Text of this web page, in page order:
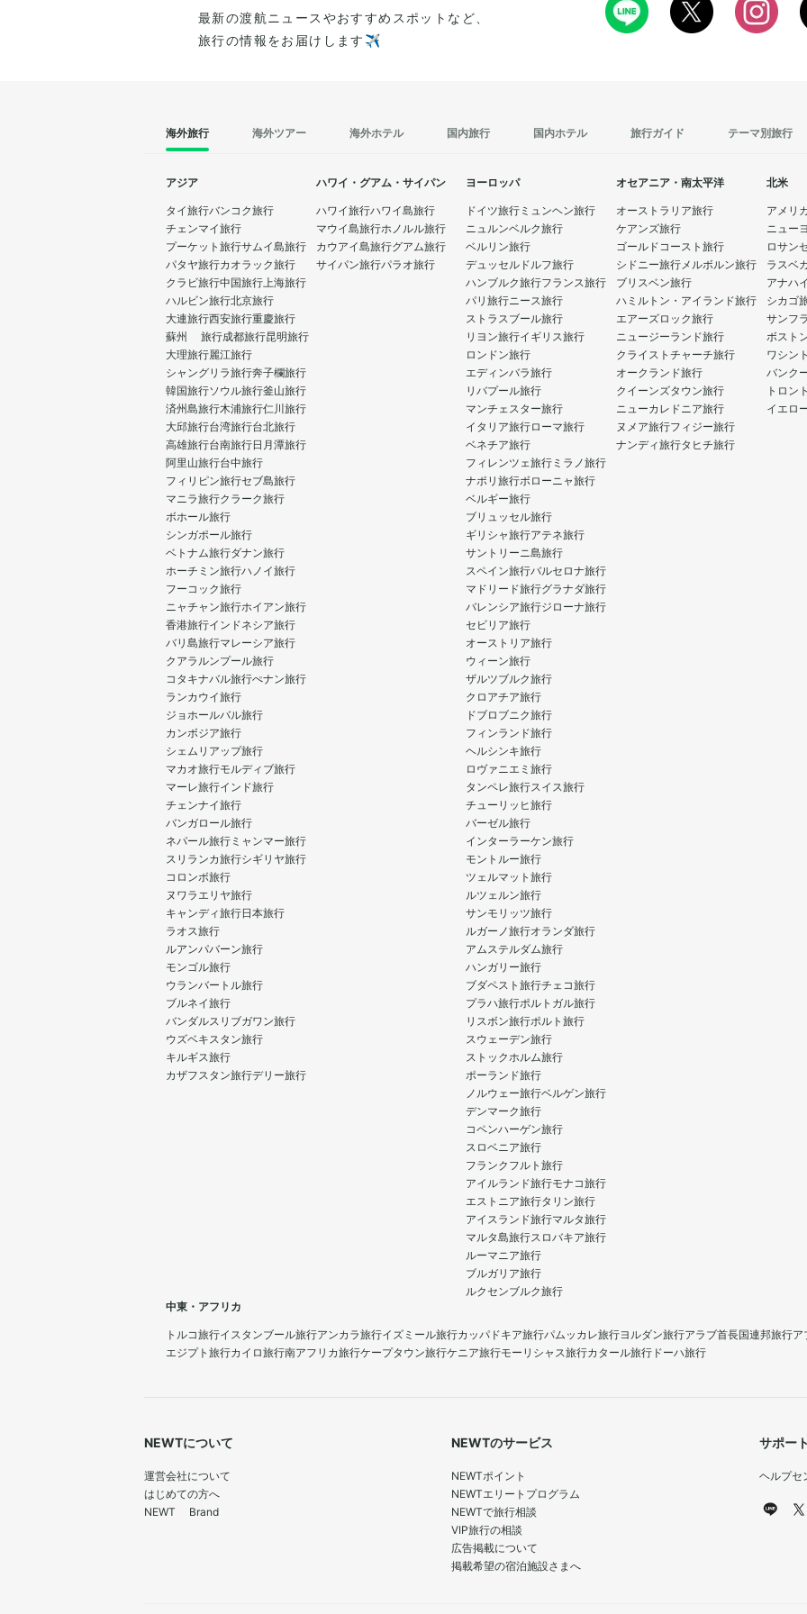
最新の渡航ニュースやおすすめスポットなど、
旅行の情報をお届けします✈️
海外旅行 海外ツアー 海外ホテル 国内旅行 国内ホテル 旅行ガイド テーマ別旅行
アジア
タイ旅行バンコク旅行
チェンマイ旅行
プーケット旅行サムイ島旅行
パタヤ旅行カオラック旅行
クラビ旅行中国旅行上海旅行
ハルビン旅行北京旅行
大連旅行西安旅行重慶旅行
蘇州 旅行成都旅行昆明旅行
大理旅行麗江旅行
シャングリラ旅行奔子欄旅行
韓国旅行ソウル旅行釜山旅行
済州島旅行木浦旅行仁川旅行
大邱旅行台湾旅行台北旅行
高雄旅行台南旅行日月潭旅行
阿里山旅行台中旅行
フィリピン旅行セブ島旅行
マニラ旅行クラーク旅行
ボホール旅行
シンガポール旅行
ベトナム旅行ダナン旅行
ホーチミン旅行ハノイ旅行
フーコック旅行
ニャチャン旅行ホイアン旅行
香港旅行インドネシア旅行
バリ島旅行マレーシア旅行
クアラルンプール旅行
コタキナバル旅行ぺナン旅行
ランカウイ旅行
ジョホールバル旅行
カンボジア旅行
シェムリアップ旅行
マカオ旅行モルディブ旅行
マーレ旅行インド旅行
チェンナイ旅行
バンガロール旅行
ネパール旅行 ミャンマー旅行
スリランカ旅行シギリヤ旅行
コロンボ旅行
ヌワラエリヤ旅行
キャンディ旅行日本旅行
ラオス旅行
ルアンパバーン旅行
モンゴル旅行
ウランバートル旅行
ブルネイ旅行
バンダルスリブガワン旅行
ウズベキスタン旅行
キルギス旅行
カザフスタン旅行デリー旅行
ハワイ・グアム・サイパン
ハワイ旅行ハワイ島旅行
マウイ島旅行ホノルル旅行
カウアイ島旅行グアム旅行
サイパン旅行パラオ旅行
ヨーロッパ
ドイツ旅行 ミュンヘン旅行
ニュルンベルク旅行
ベルリン旅行
デュッセルドルフ旅行
ハンブルク旅行フランス旅行
パリ旅行ニース旅行
ストラスブール旅行
リヨン旅行イギリス旅行
ロンドン旅行
エディンバラ旅行
リバプール旅行
マンチェスター旅行
イタリア旅行ローマ旅行
ベネチア旅行
フィレンツェ旅行 ミラノ旅行
ナポリ旅行ボローニャ旅行
ベルギー旅行
ブリュッセル旅行
ギリシャ旅行アテネ旅行
サントリーニ島旅行
スペイン旅行バルセロナ旅行
マドリード旅行グラナダ旅行
バレンシア旅行ジローナ旅行
セビリア旅行
オーストリア旅行
ウィーン旅行
ザルツブルク旅行
クロアチア旅行
ドブロブニク旅行
フィンランド旅行
ヘルシンキ旅行
ロヴァニエミ旅行
タンペレ旅行スイス旅行
チューリッヒ旅行
バーゼル旅行
インターラーケン旅行
モントルー旅行
ツェルマット旅行
ルツェルン旅行
サンモリッツ旅行
ルガーノ旅行オランダ旅行
アムステルダム旅行
ハンガリー旅行
ブダペスト旅行チェコ旅行
プラハ旅行ポルトガル旅行
リスボン旅行ポルト旅行
スウェーデン旅行
ストックホルム旅行
ポーランド旅行
ノルウェー旅行ベルゲン旅行
デンマーク旅行
コペンハーゲン旅行
スロベニア旅行
フランクフルト旅行
アイルランド旅行モナコ旅行
エストニア旅行タリン旅行
アイスランド旅行マルタ旅行
マルタ島旅行スロバキア旅行
ルーマニア旅行
ブルガリア旅行
ルクセンブルク旅行
オセアニア・南太平洋
オーストラリア旅行
ケアンズ旅行
ゴールドコースト旅行
シドニー旅行メルボルン旅行
ブリスベン旅行
ハミルトン・アイランド旅行
エアーズロック旅行
ニュージーランド旅行
クライストチャーチ旅行
オークランド旅行
クイーンズタウン旅行
ニューカレドニア旅行
ヌメア旅行フィジー旅行
ナンディ旅行タヒチ旅行
北米
アメリ
ニュー
ロサン
ラスベ
アナハ
シカゴ
サンフ
ボスト
ワシン
バンク
トロン
イエロ
中東・アフリカ
トルコ旅行イスタンブール旅行アンカラ旅行イズミール旅行カッパドキア旅行パムッカレ旅行ヨルダン旅行アラブ首長国連邦旅行ア
エジプト旅行カイロ旅行南アフリカ旅行ケープタウン旅行ケニア旅行モーリシャス旅行カタール旅行 ドーハ旅行
NEWTについて
運営会社について
はじめての方へ
NEWT Brand
NEWTのサービス
NEWTポイント
NEWTエリートプログラム
NEWTで旅行相談
VIP旅行の相談
広告掲載について
掲載希望の宿泊施設さまへ
サポー
ヘルプセ